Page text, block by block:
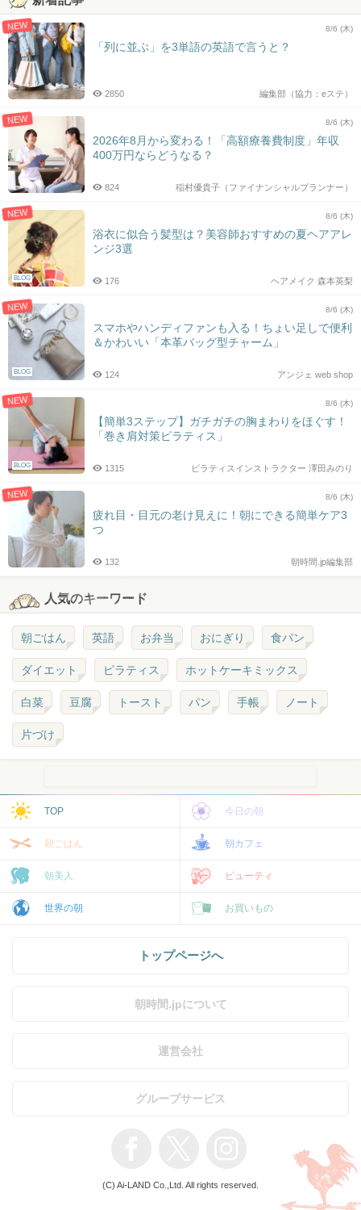
NEW 8/6 (木)
「列に並ぶ」を3単語の英語で言うと？
編集部（協力：eステ）
2850
NEW 8/6 (木)
2026年8月から変わる！「高額療養費制度」年収
400万円ならどうなる？
稲村優貴子（ファイナンシャルプランナー）
824
NEW
BLOG
8/6 (木)
浴衣に似合う髪型は？美容師おすすめの夏ヘアアレ
ンジ3選
ヘアメイク 森本英梨
176
NEW
BLOG
8/6 (木)
スマホやハンディファンも入る！ちょい足しで便利
＆かわいい「本革バッグ型チャーム」
アンジェ web shop
124
NEW
BLOG
8/6 (木)
【簡単3ステップ】ガチガチの胸まわりをほぐす！
「巻き肩対策ピラティス」
ピラティスインストラクター 澤田みのり
1315
NEW 8/6 (木)
疲れ目・目元の老け見えに！朝にできる簡単ケア3
つ
朝時間.jp編集部
132
人気のキーワード
朝ごはん 英語 お弁当 おにぎり 食パン
ダイエット ピラティス ホットケーキミックス
白菜 豆腐 トースト パン 手帳 ノート
片づけ
TOP 今日の朝
朝ごはん 朝カフェ
朝美人 ビューティ
世界の朝 お買いもの
トップページへ
朝時間.jpについて
運営会社
グループサービス
(C) Ai-LAND Co.,Ltd. All rights reserved.